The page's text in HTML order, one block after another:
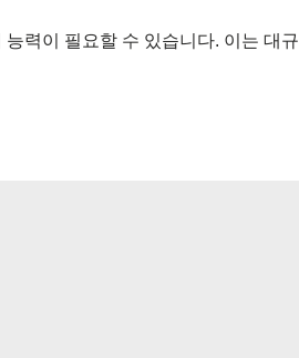
력이 필요할 수 있습니다. 이는 대규